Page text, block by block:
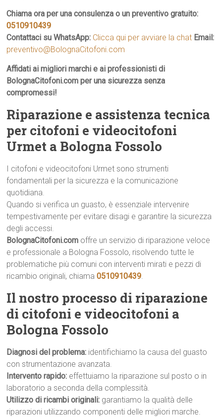
Chiama ora per una consulenza o un preventivo gratuito:
0510910439
Contattaci su WhatsApp: Clicca qui per avviare la chat Email:
preventivo@BolognaCitofoni.com
Affidati ai migliori marchi e ai professionisti di
BolognaCitofoni.com per una sicurezza senza
compromessi!
Riparazione e assistenza tecnica
per citofoni e videocitofoni
Urmet a Bologna Fossolo
I citofoni e videocitofoni Urmet sono strumenti
fondamentali per la sicurezza e la comunicazione
quotidiana.
Quando si verifica un guasto, è essenziale intervenire
tempestivamente per evitare disagi e garantire la sicurezza
degli accessi.
BolognaCitofoni.com offre un servizio di riparazione veloce
e professionale a Bologna Fossolo, risolvendo tutte le
problematiche più comuni con interventi mirati e pezzi di
ricambio originali, chiama0510910439.
Il nostro processo di riparazione
di citofoni e videocitofoni a
Bologna Fossolo
Diagnosi del problema: identifichiamo la causa del guasto
con strumentazione avanzata.
Intervento rapido: effettuiamo la riparazione sul posto o in
laboratorio a seconda della complessità.
Utilizzo di ricambi originali: garantiamo la qualità delle
riparazioni utilizzando componenti delle migliori marche.